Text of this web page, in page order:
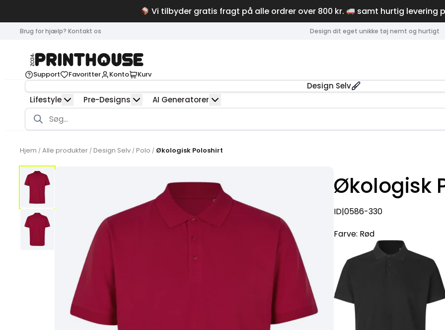
Vi tilbyder gratis fragt på alle ordrer over 800 kr. samt hurtig levering
Brug for hjælp? Kontakt os Design dit eget unikke tøj nemt og hurtigt
Support Favoritter Konto Kurv
Design Selv
Lifestyle
Pre-Designs AI Generatorer
Products
search
Hjem / Alle produkter / Design Selv / Polo / Økologisk Poloshirt
Økologisk
ID|0586-330
Farve: Rød